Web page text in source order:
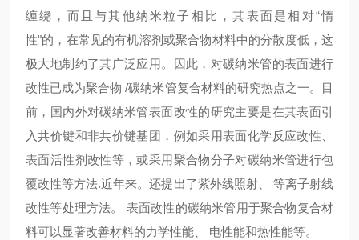
缠绕，而且与其他纳米粒子相比，其表面是相对“惰
性"的，在常见的有机溶剂或聚合物材料中的分散度低，这
极大地制约了其广泛应用。因此，对碳纳米管的表面进行
改性已成为聚合物 /碳纳米管复合材料的研究热点之一。目
前，国内外对碳纳米管表面改性的研究主要是在其表面引
入共价键和非共价键基团，例如采用表面化学反应改性、
表面活性剂改性等，或采用聚合物分子对碳纳米管进行包
覆改性等方法.近年来。还提出了紫外线照射、 等离子射线
改性等处理方法。 表面改性的碳纳米管用于聚合物复合材
料可以显著改善材料的力学性能、 电性能和热性能等。